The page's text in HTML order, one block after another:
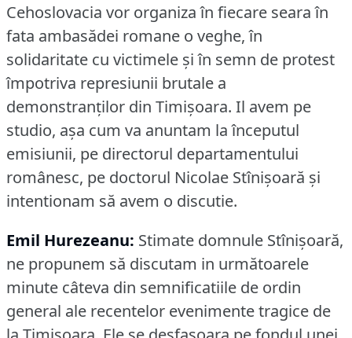
Cehoslovacia vor organiza în fiecare seara în
fata ambasădei romane o veghe, în
solidaritate cu victimele şi în semn de protest
împotriva represiunii brutale a
demonstranţilor din Timişoara. Il avem pe
studio, aşa cum va anuntam la începutul
emisiunii, pe directorul departamentului
românesc, pe doctorul Nicolae Stînișoară şi
intentionam să avem o discutie.
Emil Hurezeanu: Stimate domnule Stînişoară,
ne propunem să discutam in următoarele
minute câteva din semnificatiile de ordin
general ale recentelor evenimente tragice de